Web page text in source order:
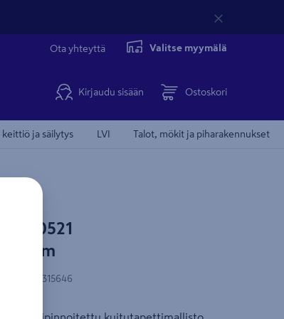
Ota yhteyttä Valitse myymälä
Kirjaudu sisään Ostoskori
keittiö ja säilytys LVI Talot, mökit ja piharakennukset
220521
10m
8718946315646